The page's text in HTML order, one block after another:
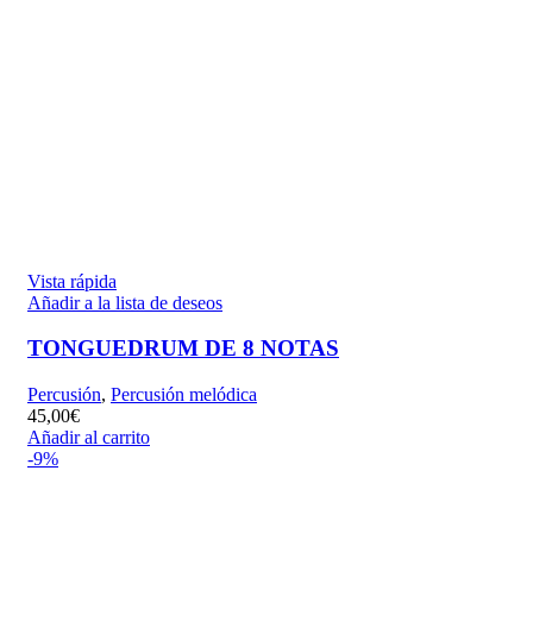
Vista rápida
Añadir a la lista de deseos
TONGUEDRUM DE 8 NOTAS
Percusión, Percusión melódica
45,00€
Añadir al carrito
-9%